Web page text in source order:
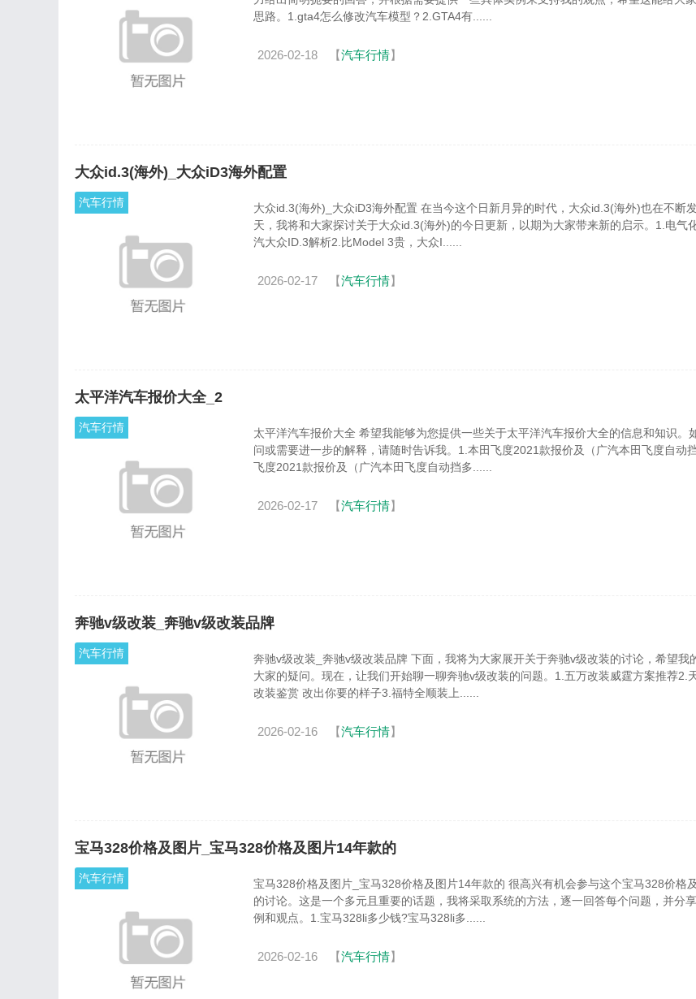
思路。1.gta4怎么修改汽车模型？2.GTA4有......
2026-02-18 【汽车行情】
大众id.3(海外)_大众iD3海外配置
汽车行情
大众id.3(海外)_大众iD3海外配置 在当今这个日新月异的时代，大众id.3(海外)也在不断发展变化。今
天，我将和大家探讨关于大众id.3(海外)的今日更新，以期为大家带来新的启示。1.电气
汽大众ID.3解析2.比Model 3贵，大众I......
2026-02-17 【汽车行情】
太平洋汽车报价大全_2
汽车行情
太平洋汽车报价大全 希望我能够为您提供一些关于太平洋汽车报价大全的信息和知识。如果您有任何疑
问或需要进一步的解释，请随时告诉我。1.本田飞度2021款报价及（广汽本田飞度自动
飞度2021款报价及（广汽本田飞度自动挡多......
2026-02-17 【汽车行情】
奔驰v级改装_奔驰v级改装品牌
汽车行情
奔驰v级改装_奔驰v级改装品牌 下面，我将为大家展开关于奔驰v级改装的讨论，希望我的回答能够解决
大家的疑问。现在，让我们开始聊一聊奔驰v级改装的问题。1.五万改装威霆方案推荐2.
改装鉴赏 改出你要的样子3.福特全顺装上......
2026-02-16 【汽车行情】
宝马328价格及图片_宝马328价格及图片14年款的
汽车行情
宝马328价格及图片_宝马328价格及图片14年款的 很高兴有机会参与这个宝马328价格及图片问题集合
的讨论。这是一个多元且重要的话题，我将采取系统的方法，逐一回答每个问题，并分
例和观点。1.宝马328li多少钱?宝马328li多......
2026-02-16 【汽车行情】